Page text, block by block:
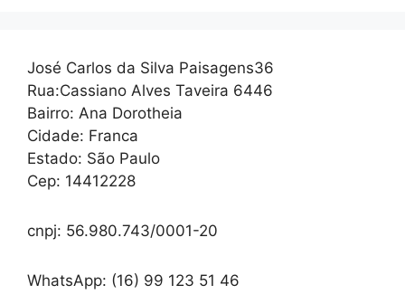
José Carlos da Silva Paisagens36
Rua:Cassiano Alves Taveira 6446
Bairro: Ana Dorotheia
Cidade: Franca
Estado: São Paulo
Cep: 14412228
cnpj: 56.980.743/0001-20
WhatsApp: (16) 99 123 51 46